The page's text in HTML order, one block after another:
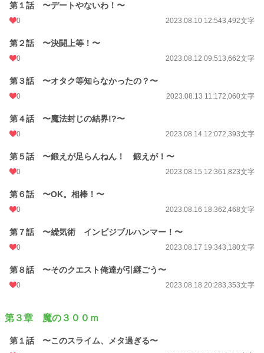
第１話 〜デートやないわ！〜
0 2023.08.10 12:543,492文字
第２話 〜決闘上等！〜
0 2023.08.12 09:513,662文字
第３話 〜オタク等知らなかったの？〜
0 2023.08.13 11:172,060文字
第４話 〜魔法封じの結界!?〜
0 2023.08.14 12:072,393文字
第５話 〜鍛えが足らんねん！ 鍛えが！〜
0 2023.08.15 12:361,823文字
第６話 〜OK。相棒！〜
0 2023.08.16 18:362,468文字
第７話 〜繰気術 インビジブルハンマー！〜
0 2023.08.17 19:343,180文字
第８話 〜そのクエスト俺達が引継ごう〜
0 2023.08.18 20:283,353文字
第３章 魔の３００ｍ
第１話 〜このスライム、メタ過ぎる〜